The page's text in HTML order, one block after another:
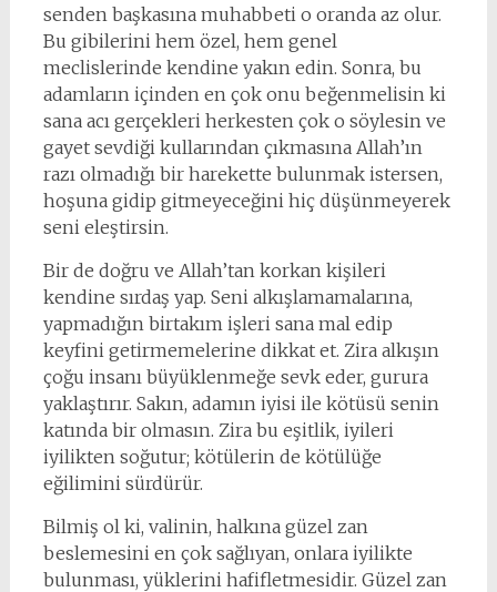
senden başkasına muhabbeti o oranda az olur.
Bu gibilerini hem özel, hem genel
meclislerinde kendine yakın edin. Sonra, bu
adamların içinden en çok onu beğenmelisin ki
sana acı gerçekleri herkesten çok o söylesin ve
gayet sevdiği kullarından çıkmasına Allah’ın
razı olmadığı bir harekette bulunmak istersen,
hoşuna gidip gitmeyeceğini hiç düşünmeyerek
seni eleştirsin.
Bir de doğru ve Allah’tan korkan kişileri
kendine sırdaş yap. Seni alkışlamamalarına,
yapmadığın birtakım işleri sana mal edip
keyfini getirmemelerine dikkat et. Zira alkışın
çoğu insanı büyüklenmeğe sevk eder, gurura
yaklaştırır. Sakın, adamın iyisi ile kötüsü senin
katında bir olmasın. Zira bu eşitlik, iyileri
iyilikten soğutur; kötülerin de kötülüğe
eğilimini sürdürür.
Bilmiş ol ki, valinin, halkına güzel zan
beslemesini en çok sağlıyan, onlara iyilikte
bulunması, yüklerini hafifletmesidir. Güzel zan